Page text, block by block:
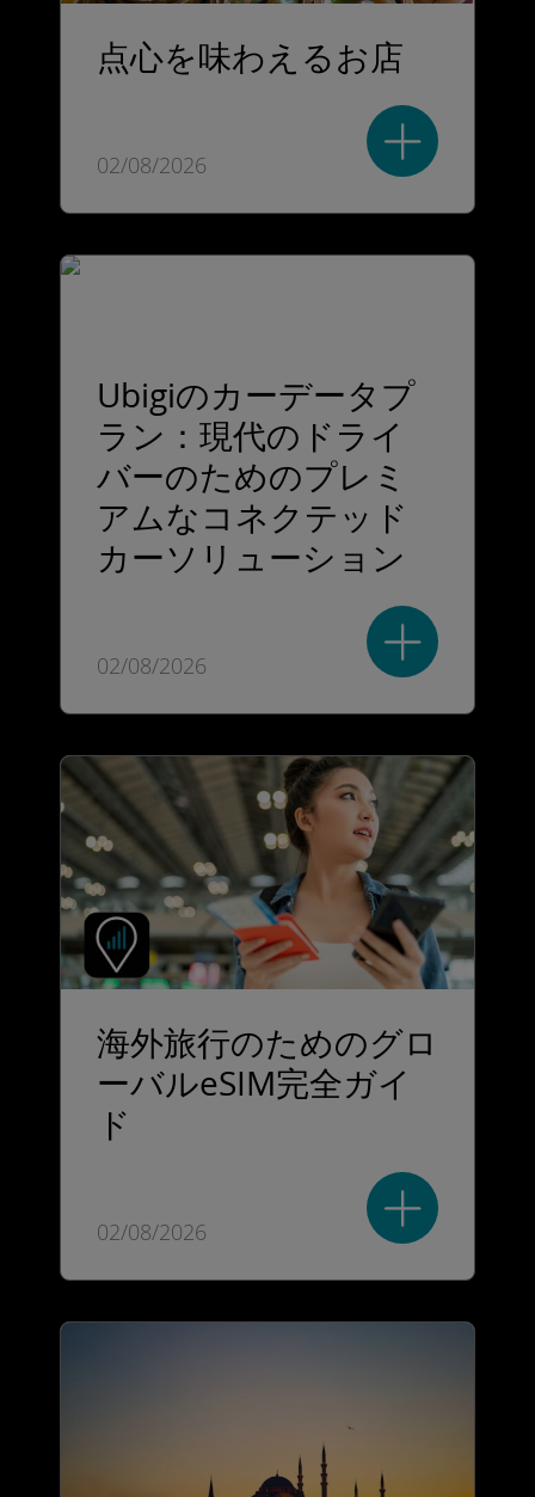
点心を味わえるお店
02/08/2026
Ubigiのカーデータプ
ラン：現代のドライ
バーのためのプレミ
アムなコネクテッド
カーソリューション
02/08/2026
海外旅行のためのグロ
ーバルeSIM完全ガイ
ド
02/08/2026